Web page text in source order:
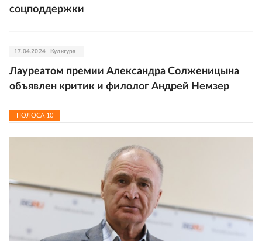
соцподдержки
17.04.2024 Культура
Лауреатом премии Александра Солженицына
объявлен критик и филолог Андрей Немзер
ПОЛОСА 10